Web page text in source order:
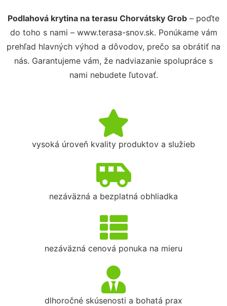
Podlahová krytina na terasu Chorvátsky Grob – poďte
do toho s nami – www.terasa-snov.sk. Ponúkame vám
prehľad hlavných výhod a dôvodov, prečo sa obrátiť na
nás. Garantujeme vám, že nadviazanie spolupráce s
nami nebudete ľutovať.
vysoká úroveň kvality produktov a služieb
nezáväzná a bezplatná obhliadka
nezáväzná cenová ponuka na mieru
dlhoročné skúsenosti a bohatá prax